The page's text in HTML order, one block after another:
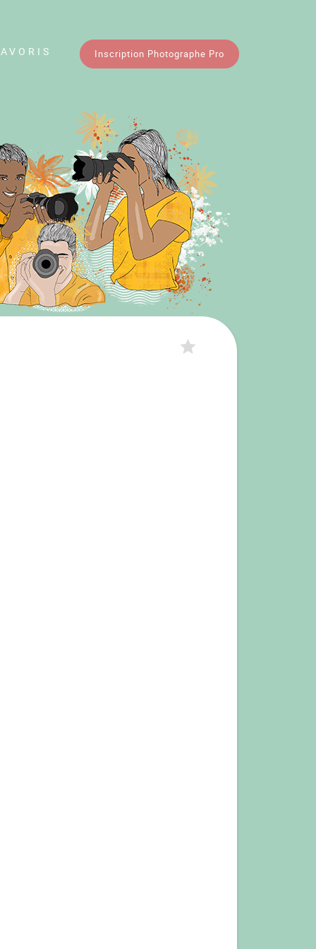
Inscription Photographe Pro